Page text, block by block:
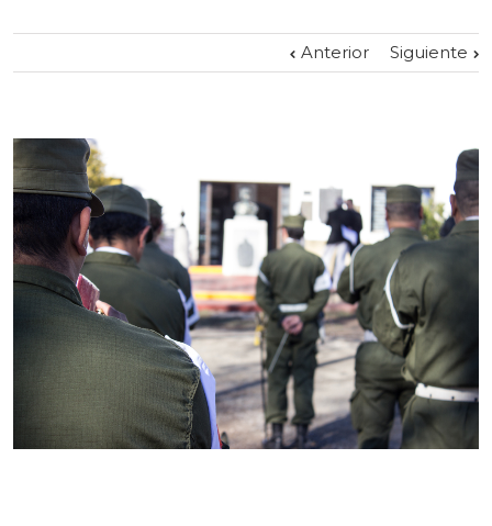
Anterior Siguiente